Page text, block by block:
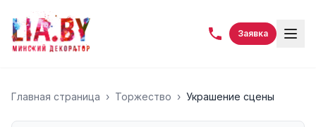
Заявка
Главная страница › Торжество › Украшение сцены